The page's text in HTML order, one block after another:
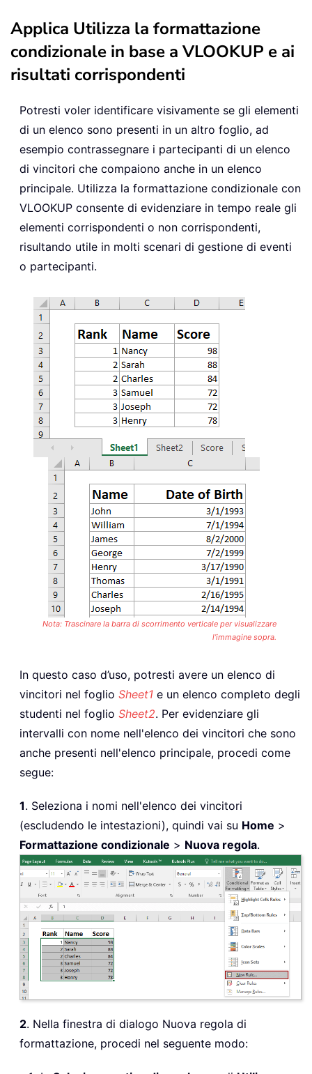
Applica Utilizza la formattazione
condizionale in base a VLOOKUP e ai
risultati corrispondenti
Potresti voler identificare visivamente se gli elementi
di un elenco sono presenti in un altro foglio, ad
esempio contrassegnare i partecipanti di un elenco
di vincitori che compaiono anche in un elenco
principale. Utilizza la formattazione condizionale con
VLOOKUP consente di evidenziare in tempo reale gli
elementi corrispondenti o non corrispondenti,
risultando utile in molti scenari di gestione di eventi
o partecipanti.
Nota: Trascinare la barra di scorrimento verticale per visualizzare
l’immagine sopra.
In questo caso d’uso, potresti avere un elenco di
vincitori nel foglio Sheet1 e un elenco completo degli
studenti nel foglio Sheet2. Per evidenziare gli
intervalli con nome nell'elenco dei vincitori che sono
anche presenti nell'elenco principale, procedi come
segue:
1. Seleziona i nomi nell'elenco dei vincitori
(escludendo le intestazioni), quindi vai su Home >
Formattazione condizionale > Nuova regola.
2. Nella finestra di dialogo Nuova regola di
formattazione, procedi nel seguente modo: